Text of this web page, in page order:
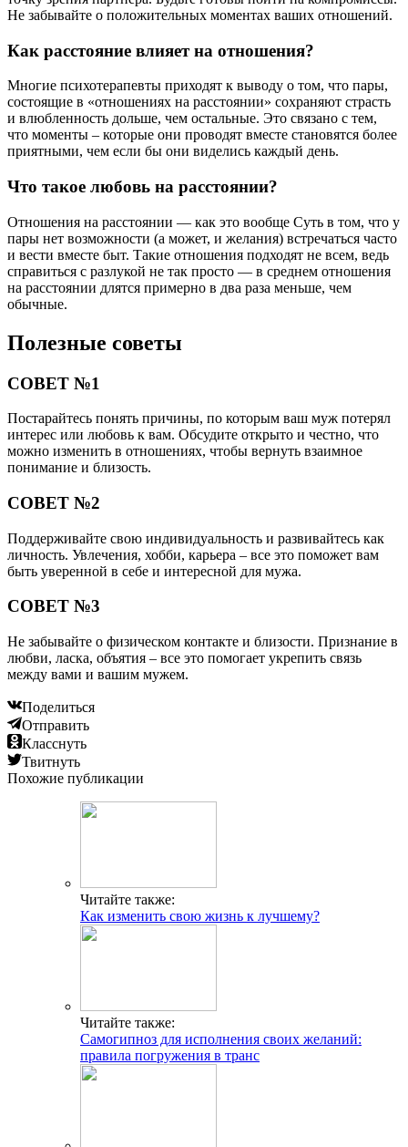
Не забывайте о положительных моментах ваших отношений.
Как расстояние влияет на отношения?
Многие психотерапевты приходят к выводу о том, что пары,
состоящие в «отношениях на расстоянии» сохраняют страсть
и влюбленность дольше, чем остальные. Это связано с тем,
что моменты – которые они проводят вместе становятся более
приятными, чем если бы они виделись каждый день.
Что такое любовь на расстоянии?
Отношения на расстоянии — как это вообще Суть в том, что у
пары нет возможности (а может, и желания) встречаться часто
и вести вместе быт. Такие отношения подходят не всем, ведь
справиться с разлукой не так просто — в среднем отношения
на расстоянии длятся примерно в два раза меньше, чем
обычные.
Полезные советы
СОВЕТ №1
Постарайтесь понять причины, по которым ваш муж потерял
интерес или любовь к вам. Обсудите открыто и честно, что
можно изменить в отношениях, чтобы вернуть взаимное
понимание и близость.
СОВЕТ №2
Поддерживайте свою индивидуальность и развивайтесь как
личность. Увлечения, хобби, карьера – все это поможет вам
быть уверенной в себе и интересной для мужа.
СОВЕТ №3
Не забывайте о физическом контакте и близости. Признание в
любви, ласка, объятия – все это помогает укрепить связь
между вами и вашим мужем.
Поделиться
Отправить
Класснуть
Твитнуть
Похожие публикации
Читайте также:
Как изменить свою жизнь к лучшему?
Читайте также:
Самогипноз для исполнения своих желаний:
правила погружения в транс